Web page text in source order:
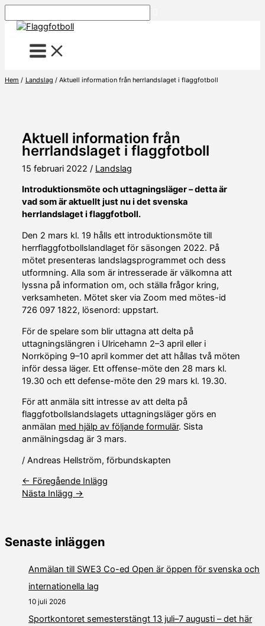
till
Hem Landslag Aktuell information från herrlandslaget i flaggfotboll
Aktuell information från
herrlandslaget i flaggfotboll
15 februari 2022/ Landslag
Introduktionsmöte och uttagningsläger – detta är
vad som är aktuellt just nu i det svenska
herrlandslaget i flaggfotboll.
Den 2 mars kl. 19 hålls ett introduktionsmöte till
herrflaggfotbollslandlaget för säsongen 2022. På
mötet presenteras landslagsprogrammet och dess
utformning. Alla som är intresserade är välkomna att
lyssna på information om, och ställa frågor kring,
verksamheten. Mötet sker via Zoom med mötes-id
726 097 1822, lösenord: uppstart.
För de spelare som blir uttagna att delta på
uttagningslängren i Ulricehamn 2–3 april eller i
Norrköping 9–10 april kommer det att hållas två möten
inför dessa läger. Ett offense-möte den 28 mars kl.
19.30 och ett defense-möte den 29 mars kl. 19.30.
För att anmäla sitt intresse av att delta på
flaggfotbollslandslagets uttagningsläger görs en
anmälan med hjälp av följande formulär. Sista
anmälningsdag är 3 mars.
/ Andreas Hellström, förbundskapten
← Föregående Inlägg
Nästa Inlägg →
Senaste inläggen
Anmälan till SWE3 Co-ed Open är öppen för svenska och
internationella lag
10 juli 2026
Sportkontoret semesterstängt 13 juli–7 augusti – det här